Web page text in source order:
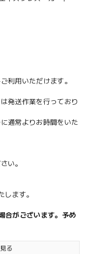
利用いただけます。
発送作業を行っており
通常よりお時間をいた
い。
します。
合がございます。予め
る